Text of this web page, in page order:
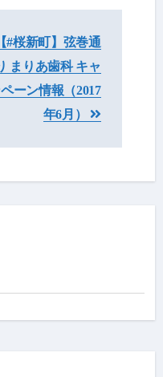
【#桜新町】弦巻通
まりあ歯科 キャ
ーン情報（2017
年6月）